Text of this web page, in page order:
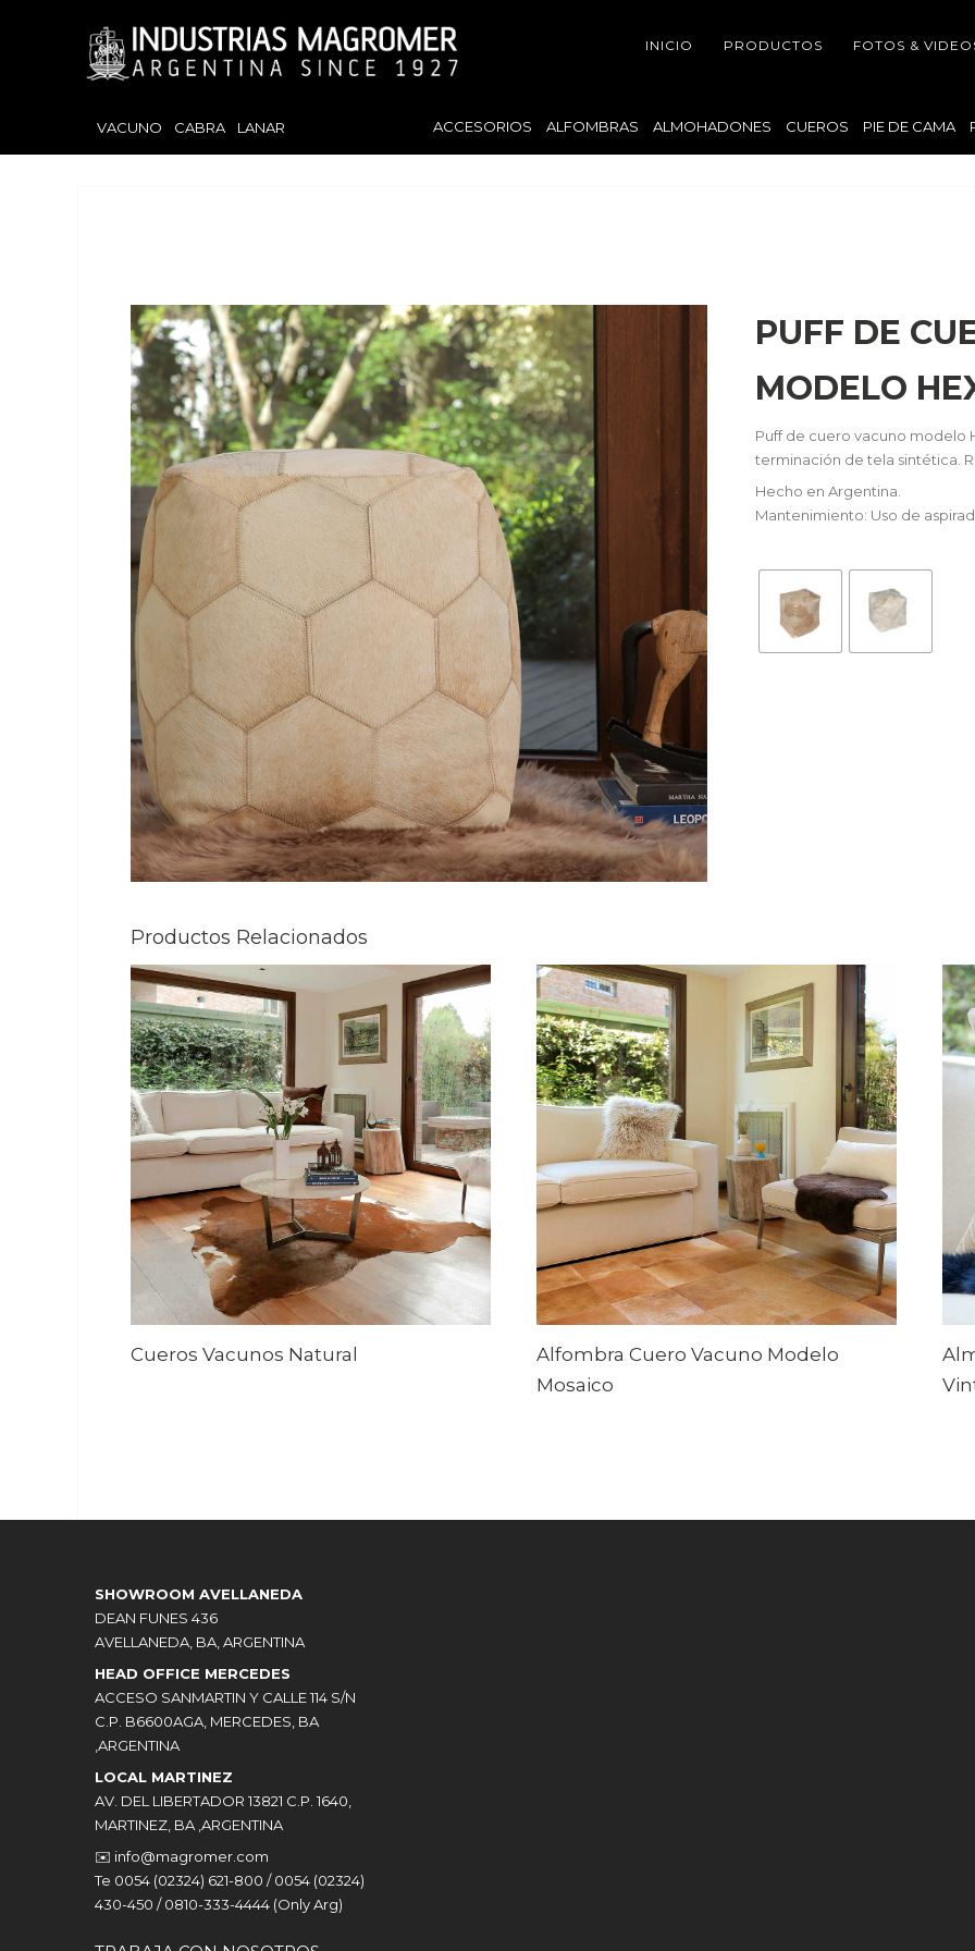
INICIO PRODUCTOS FOTOS &
VACUNO CABRA LANAR ACCESORIOS ALFOMBRAS ALMOHADONES CUEROS PIE DE CAMA
PUFF DE
MODELO
Puff de cuero vacuno modelo
terminación de tela sintética.
Hecho en Argentina.
Mantenimiento: Uso de
Productos Relacionados
Cueros Vacunos Natural
Alfombra Cuero Vacuno Modelo
Mosaico
SHOWROOM AVELLANEDA
DEAN FUNES 436
AVELLANEDA, BA, ARGENTINA
HEAD OFFICE MERCEDES
ACCESO SANMARTIN Y CALLE 114 S/N
C.P. B6600AGA, MERCEDES, BA
,ARGENTINA
LOCAL MARTINEZ
AV. DEL LIBERTADOR 13821 C.P. 1640,
MARTINEZ, BA ,ARGENTINA
✉️ info@magromer.com
Te 0054 (02324) 621-800 / 0054 (02324)
430-450 / 0810-333-4444 (Only Arg)